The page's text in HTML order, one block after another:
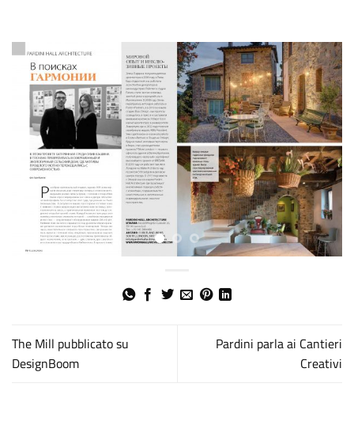
The Mill pubblicato su
DesignBoom
Pardini parla ai Cantieri
Creativi